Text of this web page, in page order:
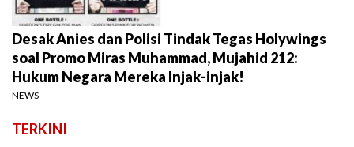
Desak Anies dan Polisi Tindak Tegas Holywings
soal Promo Miras Muhammad, Mujahid 212:
Hukum Negara Mereka Injak-injak!
NEWS
TERKINI